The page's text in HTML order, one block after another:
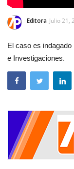
Editora Julio 21,
El caso es
e Investigaciones.